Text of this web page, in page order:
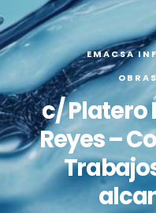
EMACSA
c/ Platero
Reyes –